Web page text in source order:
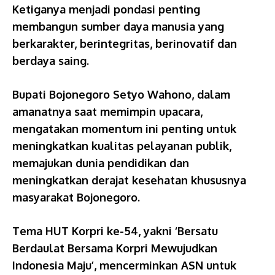
Ketiganya menjadi pondasi penting
membangun sumber daya manusia yang
berkarakter, berintegritas, berinovatif dan
berdaya saing.
Bupati Bojonegoro Setyo Wahono, dalam
amanatnya saat memimpin upacara,
mengatakan momentum ini penting untuk
meningkatkan kualitas pelayanan publik,
memajukan dunia pendidikan dan
meningkatkan derajat kesehatan khususnya
masyarakat Bojonegoro.
Tema HUT Korpri ke-54, yakni ‘Bersatu
Berdaulat Bersama Korpri Mewujudkan
Indonesia Maju’, mencerminkan ASN untuk